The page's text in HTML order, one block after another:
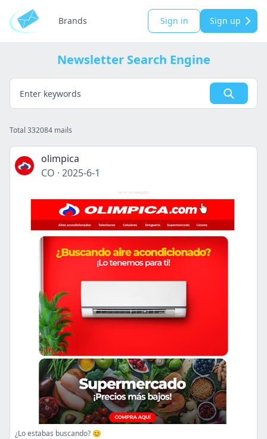
Brands Sign in Sign up
Newsletter Search Engine
Total 332084 mails
olimpica
CO · 2025-6-1
¿Lo estabas buscando? 😊